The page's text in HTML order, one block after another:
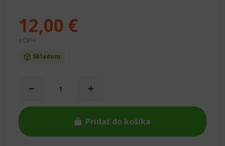
Skladom
12,00 €
s DPH
Pridať do košíka